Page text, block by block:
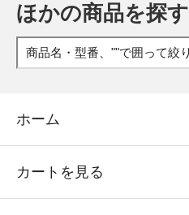
ほかの商品を探す
ホーム
カートを見る